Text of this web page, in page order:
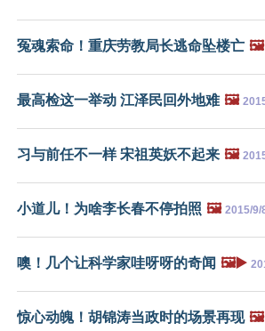
冤魂索命！重庆劳教局长逃命坠楼亡 🖼️
最高检这一举动 江泽民回外地难 🖼️
习与前任不一样 宋祖英妖不起来 🖼️
小道儿！为啥李长春不停拍照 🖼️ 2015/9/
噢！几个让科学家哇呀呀的奇闻 🖼️▶️
惊心动魄！胡锦涛当政时的场景再现 🖼️